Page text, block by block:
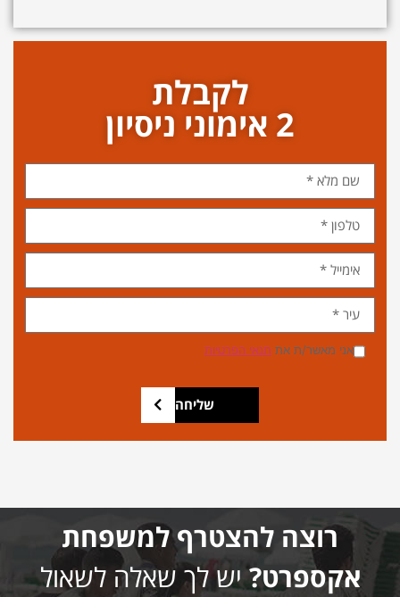
לקבלת
2 אימוני ניסיון
אני מאשר/ת את תנאי הפרטיות
שליחה
רוצה להצטרף למשפחת
אקספרט?יש לך שאלה לשאול